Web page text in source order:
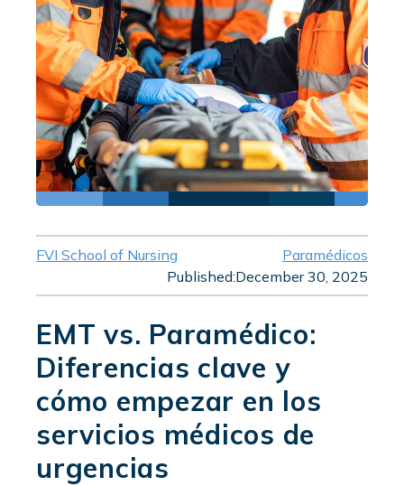
FVI School of Nursing
Paramédicos
Published:December 30, 2025
EMT vs. Paramédico:
Diferencias clave y
cómo empezar en los
servicios médicos de
urgencias